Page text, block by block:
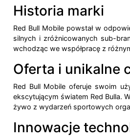
Historia marki
Red Bull Mobile powstał w
silnych i zróżnicowanych sub-
wchodząc we współpracę z
Oferta i unikalne
Red Bull Mobile oferuje swoim
ekscytującym światem Red Bulla.
żywo z wydarzeń sportowych
Innowacje